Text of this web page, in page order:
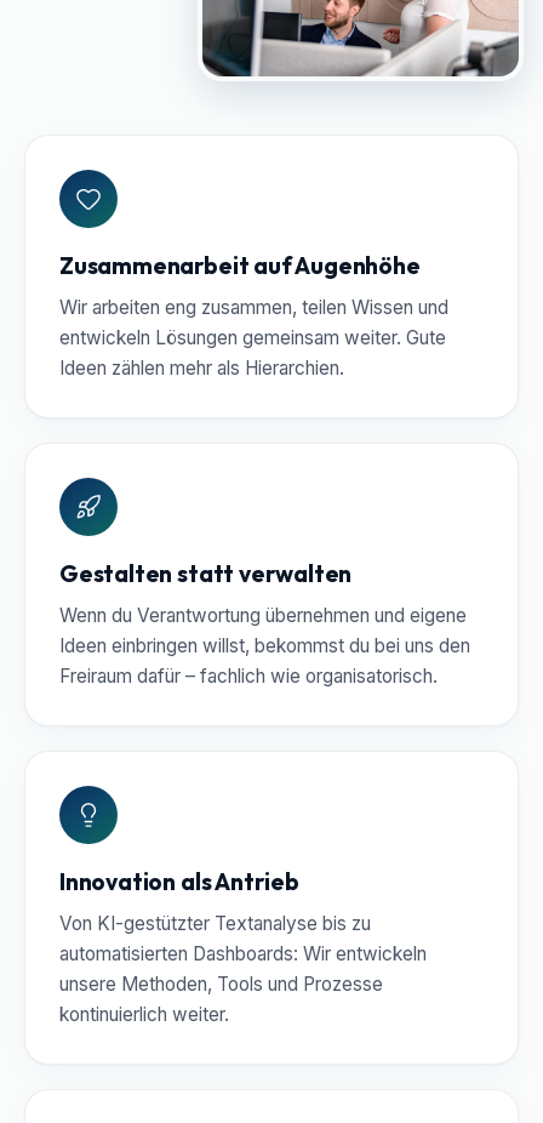
Zusammenarbeit auf Augenhöhe
Wir arbeiten eng zusammen, teilen Wissen und
entwickeln Lösungen gemeinsam weiter. Gute
Ideen zählen mehr als Hierarchien.
Gestalten statt verwalten
Wenn du Verantwortung übernehmen und eigene
Ideen einbringen willst, bekommst du bei uns den
Freiraum dafür – fachlich wie organisatorisch.
Innovation als Antrieb
Von KI-gestützter Textanalyse bis zu
automatisierten Dashboards: Wir entwickeln
unsere Methoden, Tools und Prozesse
kontinuierlich weiter.